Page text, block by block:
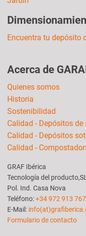
Encuentra tu depósito
Acerca de
Quienes somos
Historia
Sostenibilidad
Calidad - Depósitos
Calidad - Depósitos
Calidad -
GRAF Ibérica
Tecnología del
Pol. Ind. Casa Nova
Teléfono:+34 972 913 767
E-Mail:
Formulario de contacto